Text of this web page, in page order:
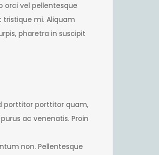
orci vel pellentesque
tristique mi. Aliquam
pharetra in suscipit
porttitor porttitor quam,
ac venenatis. Proin
non. Pellentesque